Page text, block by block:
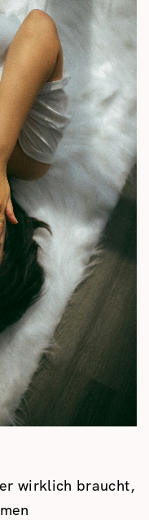
wirklich braucht,